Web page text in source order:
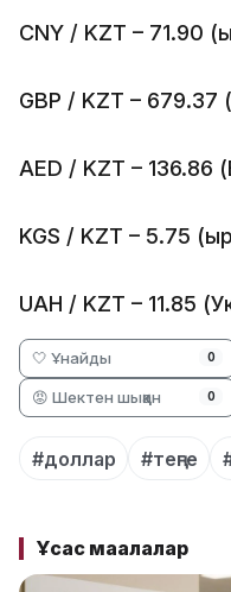
CNY / KZT – 71.90
GBP / KZT – 679.37
AED / KZT –
KGS / KZT – 5.75
UAH / KZT – 11.85
🤍 Ұнайды 0
😡 Шектен шыққан 0
#доллар #теңге
Ұқсас мақалалар